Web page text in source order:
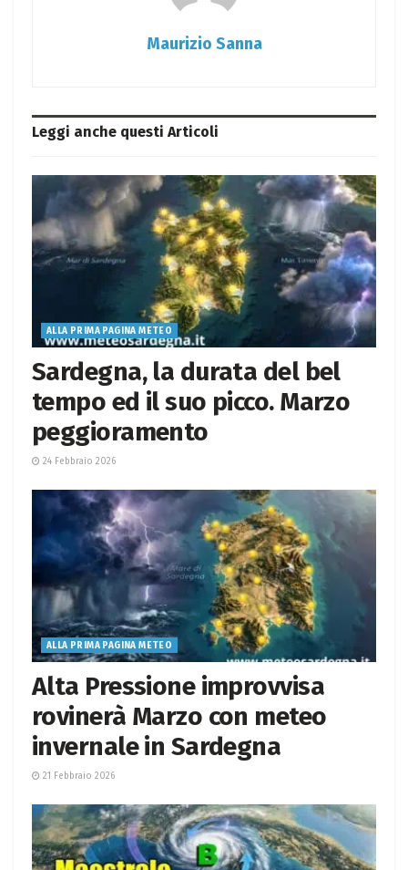
Maurizio Sanna
Leggi anche questi Articoli
ALLA PRIMA PAGINA METEO
Sardegna, la durata del bel
tempo ed il suo picco. Marzo
peggioramento
24 Febbraio 2026
ALLA PRIMA PAGINA METEO
Alta Pressione improvvisa
rovinerà Marzo con meteo
invernale in Sardegna
21 Febbraio 2026